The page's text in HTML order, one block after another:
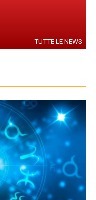
TUTTE LE NEWS